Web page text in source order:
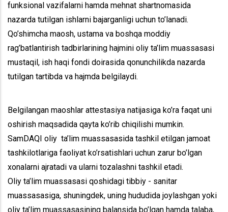
funksional vazifalarni hamda mehnat shartnomasida
nazarda tutilgan ishlarni bajarganligi uchun to’lanadi.
Qo’shimcha maosh, ustama va boshqa moddiy
rag’batlantirish tadbirlarining hajmini oliy ta’lim muassasasi
mustaqil, ish haqi fondi doirasida qonunchilikda nazarda
tutilgan tartibda va hajmda belgilaydi.
Belgilangan maoshlar attestasiya natijasiga ko’ra faqat uni
oshirish maqsadida qayta ko’rib chiqilishi mumkin.
SamDAQI oliy ta’lim muassasasida tashkil etilgan jamoat
tashkilotlariga faoliyat ko’rsatishlari uchun zarur bo’lgan
xonalarni ajratadi va ularni tozalashni tashkil etadi.
Oliy ta’lim muassasasi qoshidagi tibbiy - sanitar
muassasasiga, shuningdek, uning hududida joylashgan yoki
oliy ta’lim muassasasining balansida bo’lgan hamda talaba,